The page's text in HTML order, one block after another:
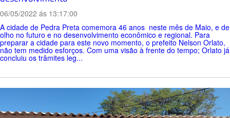
06/05/2022 ás 13:17:00
A cidade de Pedra Preta comemora 46 anos neste mês de Maio, e de
olho no futuro e no desenvolvimento econômico e regional. Para
preparar a cidade para este novo momento, o prefeito Nelson Orlato,
não tem medido esforços. Com uma visão à frente do tempo; Orlato já
concluiu os trâmites leg...